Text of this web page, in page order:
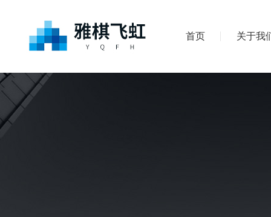
首页 关于我